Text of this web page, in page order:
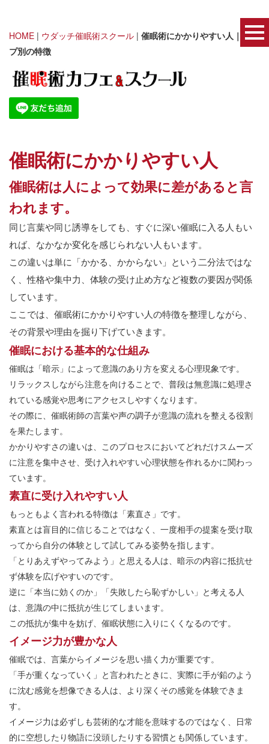
HOME | ウダッチ催眠術スクール | 催眠術にかかりやすい人｜タイ
プ別の特徴
催眠術にかかりやすい人
催眠術は人によって効果に差があると言
われます。
同じ言葉や同じ誘導をしても、すぐに深い催眠に入る人もい
れば、なかなか変化を感じられない人もいます。
この違いは単に「かかる、かからない」という二分法ではな
く、性格や集中力、体験の受け止め方など複数の要因が関係
しています。
ここでは、催眠術にかかりやすい人の特徴を整理しながら、
その背景や理由を掘り下げていきます。
催眠における基本的な仕組み
催眠は「暗示」によって意識のあり方を変える心理現象です。
リラックスしながら注意を向けることで、普段は無意識に処理さ
れている感覚や思考にアクセスしやすくなります。
その際に、催眠術師の言葉や声の調子が意識の流れを整える役割
を果たします。
かかりやすさの違いは、このプロセスにおいてどれだけスムーズ
に注意を集中させ、受け入れやすい心理状態を作れるかに関わっ
ています。
素直に受け入れやすい人
もっともよく言われる特徴は「素直さ」です。
素直とは盲目的に信じることではなく、一度相手の提案を受け取
ってから自分の体験として試してみる姿勢を指します。
「とりあえずやってみよう」と思える人は、暗示の内容に抵抗せ
ず体験を広げやすいのです。
逆に「本当に効くのか」「失敗したら恥ずかしい」と考える人
は、意識の中に抵抗が生じてしまいます。
この抵抗が集中を妨げ、催眠状態に入りにくくなるのです。
イメージ力が豊かな人
催眠では、言葉からイメージを思い描く力が重要です。
「手が重くなっていく」と言われたときに、実際に手が鉛のよう
に沈む感覚を想像できる人は、より深くその感覚を体験できま
す。
イメージ力は必ずしも芸術的な才能を意味するのではなく、日常
的に空想したり物語に没頭したりする習慣とも関係しています。